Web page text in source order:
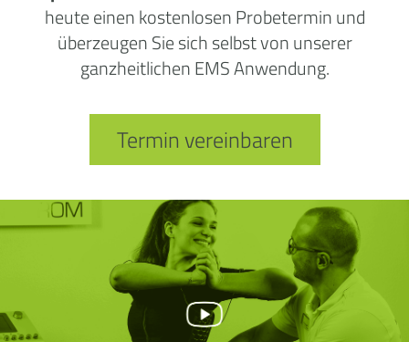
heute einen kostenlosen Probetermin und
überzeugen Sie sich selbst von unserer
ganzheitlichen EMS Anwendung.
Termin vereinbaren